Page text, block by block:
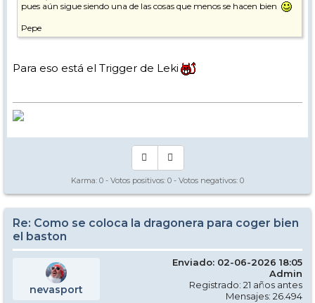
pues aún sigue siendo una de las cosas que menos se hacen bien
Pepe
Para eso está el Trigger de Leki
Karma: 0 - Votos positivos: 0 - Votos negativos: 0
Re: Como se coloca la dragonera para coger bien
el baston
nevasport
Enviado: 02-06-2026 18:05
Admin
Registrado: 21 años antes
Mensajes: 26.494